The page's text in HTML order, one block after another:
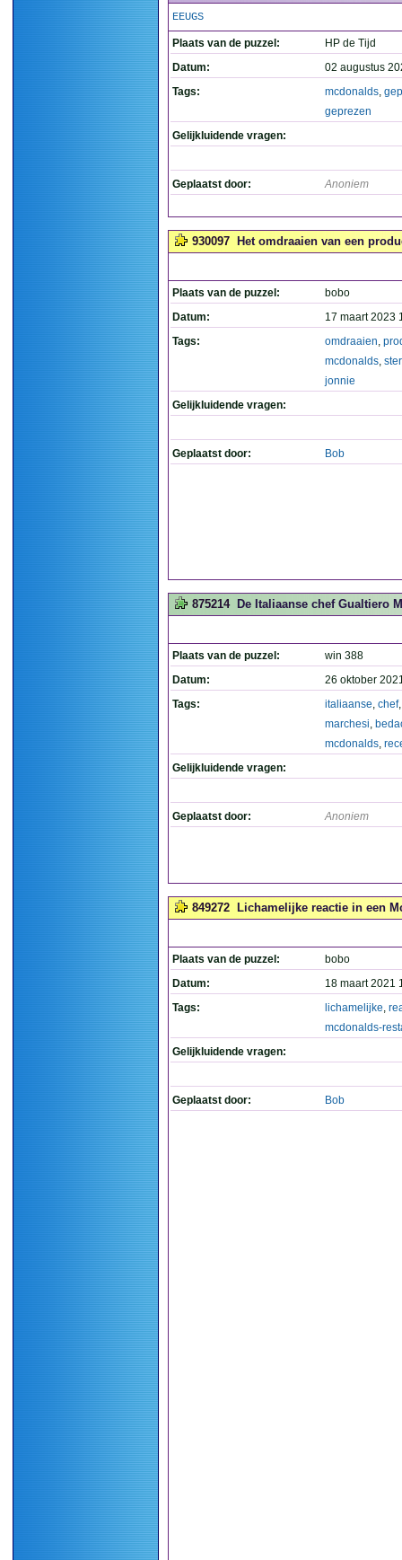
EEUGS
Plaats van de puzzel:
HP de Tijd
Datum:
02 augustus
Tags:
mcdonalds,
geprezen
Gelijkluidende vragen:
Geplaatst door: Anoniem
930097 Het omdraaien van een
Plaats van de puzzel:
bobo
Datum:
17 maart 2023
Tags:
omdraaien,
mcdonalds,
jonnie
Gelijkluidende vragen:
Geplaatst door: Bob
875214 De Italiaanse chef Gualtiero
Plaats van de puzzel:
win 388
Datum:
26 oktober
Tags:
italiaanse, chef
marchesi,
mcdonalds,
Gelijkluidende vragen:
Geplaatst door: Anoniem
849272 Lichamelijke reactie in een
Plaats van de puzzel:
bobo
Datum:
18 maart 2021
Tags:
lichamelijke,
mcdonalds-
Gelijkluidende vragen:
Geplaatst door: Bob